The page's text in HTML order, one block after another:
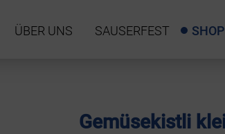
ÜBER UNS SAUSERFEST SHOP
Gemüsekistli